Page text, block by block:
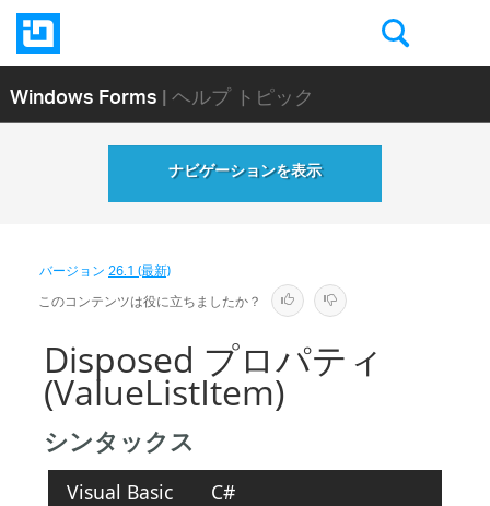
Windows Forms| ヘルプ トピック
ナビゲーションを表示
バージョン26.1 (最新)
このコンテンツは役に立ちましたか？
Disposed プロパティ
(ValueListItem)
シンタックス
Visual Basic C#